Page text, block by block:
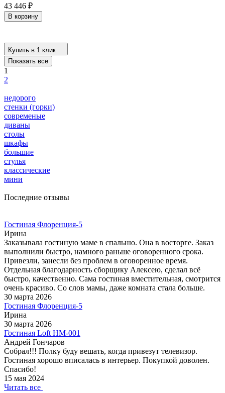
43 446 ₽
В корзину
Купить в 1 клик
Показать все
1
2
недорого
стенки (горки)
современые
диваны
столы
шкафы
большие
стулья
классические
мини
Последние отзывы
Гостиная Флоренция-5
Ирина
Заказывала гостиную маме в спальню. Она в восторге. Заказ
выполнили быстро, намного раньше оговоренного срока.
Привезли, занесли без проблем в оговоренное время.
Отдельная благодарность сборщику Алексею, сделал всё
быстро, качественно. Сама гостиная вместительная, смотрится
очень красиво. Со слов мамы, даже комната стала больше.
30 марта 2026
Гостиная Флоренция-5
Ирина
30 марта 2026
Гостиная Loft НМ-001
Андрей Гончаров
Собрал!!! Полку буду вешать, когда привезут телевизор.
Гостиная хорошо вписалась в интерьер. Покупкой доволен.
Спасибо!
15 мая 2024
Читать все